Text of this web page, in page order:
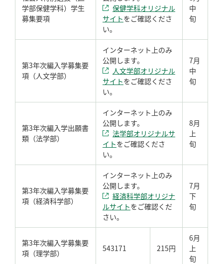
学部保健学科）学生
募集要項
保健学科オリジナル
サイトをご確認くださ
い。
中
旬
第3年次編入学募集要
項（人文学部）
インターネット上のみ
公開します。
人文学部オリジナル
サイトをご確認くださ
い。
7月
中
旬
第3年次編入学出願書
類（法学部）
インターネット上のみ
公開します。
法学部オリジナルサ
イトをご確認くださ
い。
8月
上
旬
第3年次編入学募集要
項（経済科学部）
インターネット上のみ
公開します。
経済科学部オリジナ
ルサイトをご確認くだ
さい。
7月
下
旬
第3年次編入学募集要
項（理学部）
543171 215円
6月
上
旬